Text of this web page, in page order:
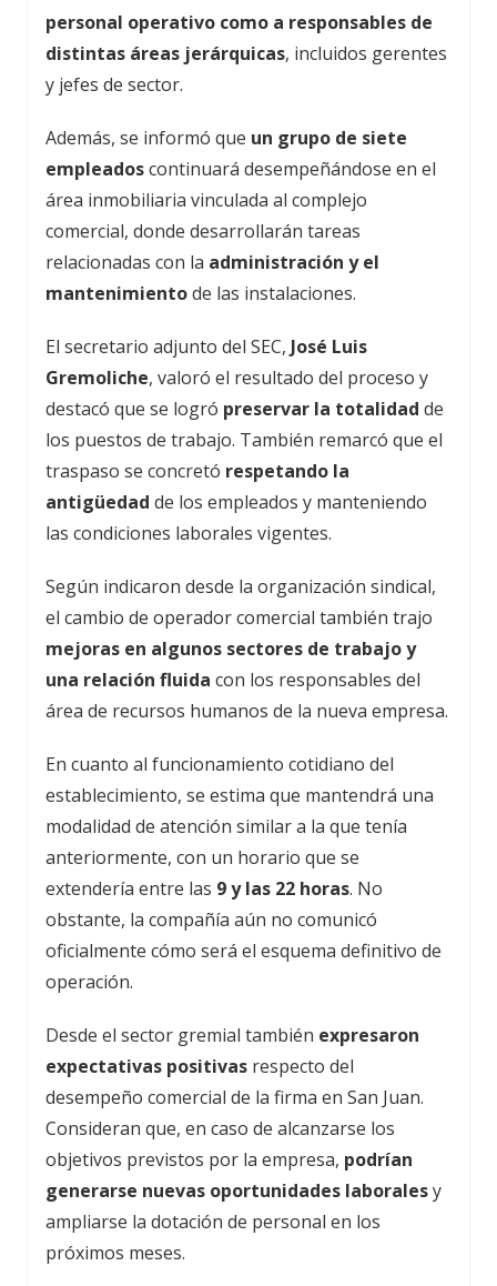
personal operativo como a responsables de
distintas áreas jerárquicas, incluidos gerentes
y jefes de sector.
Además, se informó que un grupo de siete
empleadoscontinuará desempeñándose en el
área inmobiliaria vinculada al complejo
comercial, donde desarrollarán tareas
relacionadas con la administración y el
mantenimientode las instalaciones.
El secretario adjunto del SEC, José Luis
Gremoliche, valoró el resultado del proceso y
destacó que se logró preservar la totalidad de
los puestos de trabajo. También remarcó que el
traspaso se concretó respetando la
antigüedad de los empleados y manteniendo
las condiciones laborales vigentes.
Según indicaron desde la organización sindical,
el cambio de operador comercial también trajo
mejoras en algunos sectores de trabajo y
una relación fluida con los responsables del
área de recursos humanos de la nueva empresa.
En cuanto al funcionamiento cotidiano del
establecimiento, se estima que mantendrá una
modalidad de atención similar a la que tenía
anteriormente, con un horario que se
extendería entre las 9 y las 22 horas. No
obstante, la compañía aún no comunicó
oficialmente cómo será el esquema definitivo de
operación.
Desde el sector gremial también expresaron
expectativas positivas respecto del
desempeño comercial de la firma en San Juan.
Consideran que, en caso de alcanzarse los
objetivos previstos por la empresa, podrían
generarse nuevas oportunidades laboralesy
ampliarse la dotación de personal en los
próximos meses.